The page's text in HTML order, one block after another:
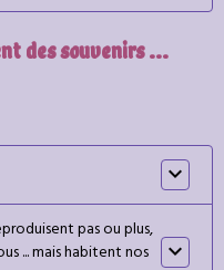
des souvenirs ...
pas ou plus,
... mais habitent nos